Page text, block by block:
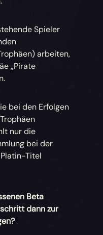
Spieler
arbeiten,
„Pirate
bei den Erfolgen
nur die
bei der
Titel
Beta
dann zur